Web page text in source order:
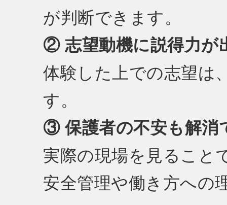
が判断できます。
② 志望動機に説得力が
体験した上での志望は
す。
③ 保護者の不安も解消
実際の現場を見ること
安全管理や働き方への